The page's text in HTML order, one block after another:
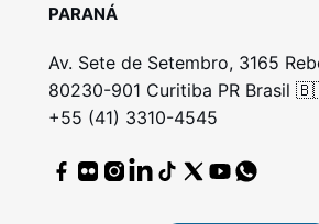
PARANÁ
Av. Sete de Setembro, 3165
80230-901 Curitiba PR Brasil
+55 (41) 3310-4545